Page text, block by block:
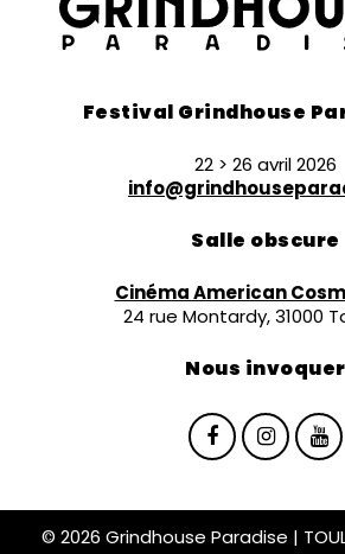
Festival Grindhouse
22 > 26 avril 2026
Salle obscure
Cinéma American
24 rue Montardy, 31000
Nous invoquer
© 2026 Grindhouse Paradise |